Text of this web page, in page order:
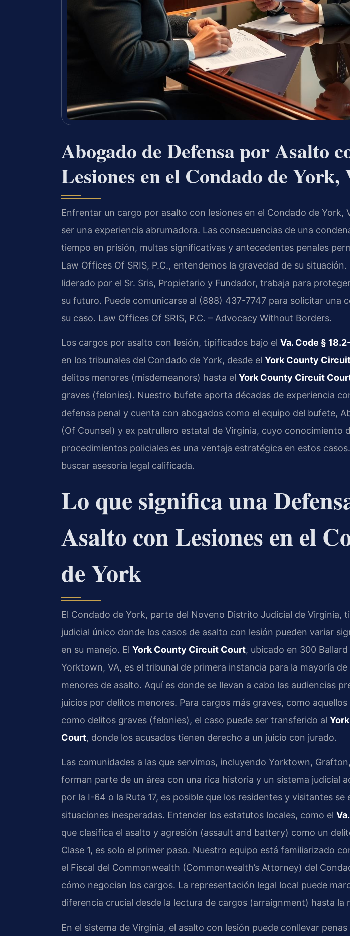
Abogado de Defensa por Asalto
Lesiones en el Condado de York,
Enfrentar un cargo por asalto con lesiones en el Condado de York,
ser una experiencia abrumadora. Las consecuencias de una
tiempo en prisión, multas significativas y antecedentes penales
Law Offices Of SRIS, P.C., entendemos la gravedad de su
liderado por el Sr. Sris, Propietario y Fundador, trabaja para
su futuro. Puede comunicarse al (888) 437-7747 para solicitar una
su caso. Law Offices Of SRIS, P.C. – Advocacy Without Borders.
Los cargos por asalto con lesión, tipificados bajo el Va. Code §
en los tribunales del Condado de York, desde el York County
delitos menores (misdemeanors) hasta el York County Circuit
graves (felonies). Nuestro bufete aporta décadas de experiencia
defensa penal y cuenta con abogados como el equipo del bufete,
(Of Counsel) y ex patrullero estatal de Virginia, cuyo conocimiento
procedimientos policiales es una ventaja estratégica en estos
buscar asesoría legal calificada.
Lo que significa una
Asalto con Lesiones en el
de York
El Condado de York, parte del Noveno Distrito Judicial de Virginia,
judicial único donde los casos de asalto con lesión pueden variar
en su manejo. El York County Circuit Court, ubicado en 300
Yorktown, VA, es el tribunal de primera instancia para la mayoría
menores de asalto. Aquí es donde se llevan a cabo las audiencias
juicios por delitos menores. Para cargos más graves, como
como delitos graves (felonies), el caso puede ser transferido al
Court, donde los acusados tienen derecho a un juicio con jurado.
Las comunidades a las que servimos, incluyendo Yorktown,
forman parte de un área con una rica historia y un sistema judicial
por la I-64 o la Ruta 17, es posible que los residentes y visitantes se
situaciones inesperadas. Entender los estatutos locales, como el
que clasifica el asalto y agresión (assault and battery) como un
Clase 1, es solo el primer paso. Nuestro equipo está familiarizado
el Fiscal del Commonwealth (Commonwealth’s Attorney) del
cómo negocian los cargos. La representación legal local puede
diferencia crucial desde la lectura de cargos (arraignment) hasta la
En el sistema de Virginia, el asalto con lesión puede conllevar penas